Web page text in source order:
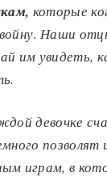
которые
́ войну.Наши
им увидеть,
.
девочке
позволят
играм, в